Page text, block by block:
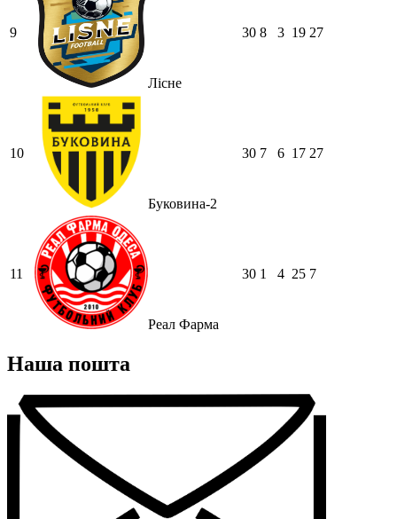
9
Лісне
30 8 3 19 27
10
Буковина-2
30 7 6 17 27
11
Реал Фарма
30 1 4 25 7
Наша пошта